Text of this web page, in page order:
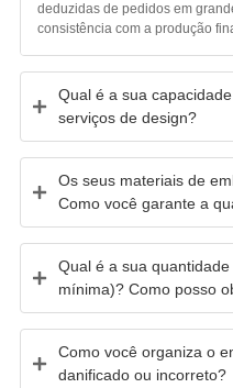
deduzidas de pedidos em
consistência com a produção
Qual é a sua
serviços de design?
Os seus materiais de
Como você garante a
Qual é a sua
mínima)? Como posso
Como você organiza o
danificado ou incorreto?